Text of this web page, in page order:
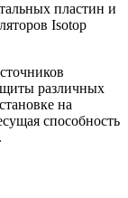
пластин и
Isotop
различных
на
способность